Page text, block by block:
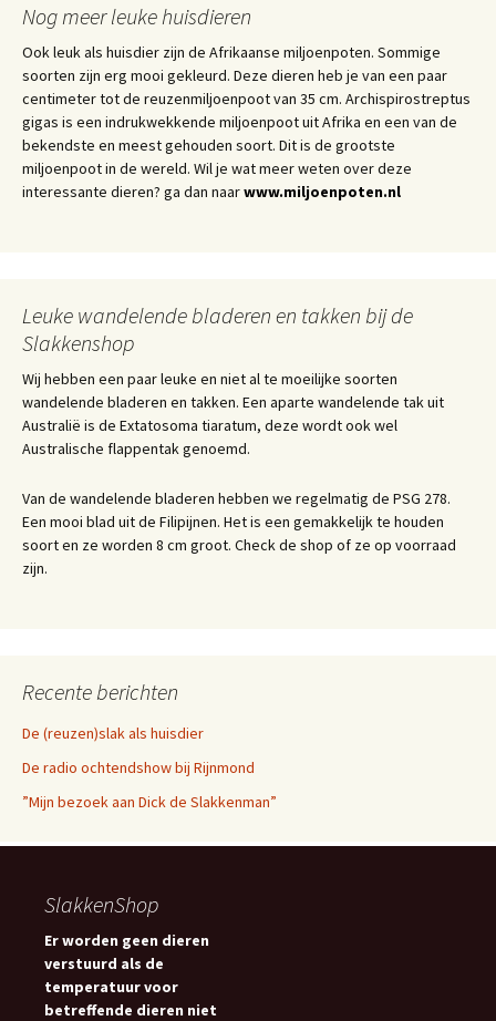
Nog meer leuke huisdieren
Ook leuk als huisdier zijn de Afrikaanse miljoenpoten. Sommige
soorten zijn erg mooi gekleurd. Deze dieren heb je van een paar
centimeter tot de reuzenmiljoenpoot van 35 cm. Archispirostreptus
gigas is een indrukwekkende miljoenpoot uit Afrika en een van de
bekendste en meest gehouden soort. Dit is de grootste
miljoenpoot in de wereld. Wil je wat meer weten over deze
interessante dieren? ga dan naarwww.miljoenpoten.nl
Leuke wandelende bladeren en takken bij de
Slakkenshop
Wij hebben een paar leuke en niet al te moeilijke soorten
wandelende bladeren en takken. Een aparte wandelende tak uit
Australië is de Extatosoma tiaratum, deze wordt ook wel
Australische flappentak genoemd.
Van de wandelende bladeren hebben we regelmatig de PSG 278.
Een mooi blad uit de Filipijnen. Het is een gemakkelijk te houden
soort en ze worden 8 cm groot. Check de shop of ze op voorraad
zijn.
Recente berichten
De (reuzen)slak als huisdier
De radio ochtendshow bij Rijnmond
”Mijn bezoek aan Dick de Slakkenman”
SlakkenShop
Er worden geen dieren
verstuurd als de
temperatuur voor
betreffende dieren niet